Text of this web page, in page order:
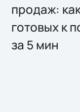
продаж:
готовых к
за 5 мин